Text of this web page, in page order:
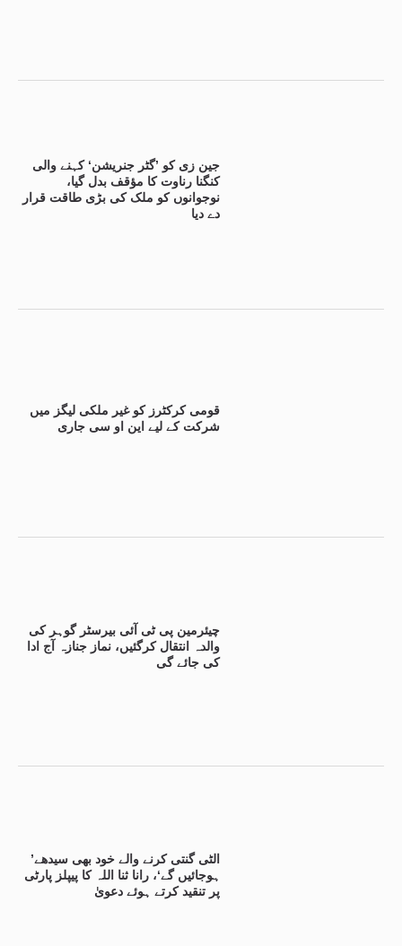
جین زی کو ’گٹر جنریشن‘ کہنے والی
کنگنا رناوت کا مؤقف بدل گیا،
نوجوانوں کو ملک کی بڑی طاقت قرار
دے دیا
قومی کرکٹرز کو غیر ملکی لیگز میں
شرکت کے لیے این او سی جاری
چیئرمین پی ٹی آئی بیرسٹر گوہر کی
والدہ انتقال کرگئیں، نماز جنازہ آج ادا
کی جائے گی
’الٹی گنتی کرنے والے خود بھی سیدھے
ہوجائیں گے‘، رانا ثنا اللہ کا پیپلز پارٹی
پر تنقید کرتے ہوئے دعویٰ